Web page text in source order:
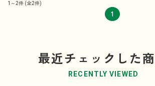
1～2件 (全2件)
1
最近チェックした
RECENTLY VIEWED